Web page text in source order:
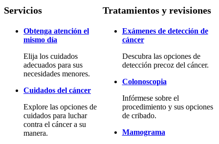
Servicios
Obtenga atención el
mismo día
Elija los cuidados
adecuados para sus
necesidades menores.
Cuidados del cáncer
Explore las opciones de
cuidados para luchar
contra el cáncer a su
manera.
Tratamientos y revisiones
Exámenes de detección de
cáncer
Descubra las opciones de
detección precoz del cáncer.
Colonoscopia
Infórmese sobre el
procedimiento y sus opciones
de cribado.
Mamograma